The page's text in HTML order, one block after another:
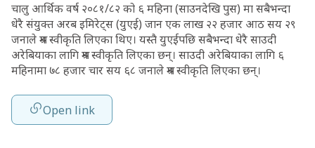
चालु आर्थिक वर्ष २०८१/८२ को ६ महिना (साउनदेखि पुस) मा सबैभन्दा
धेरै संयुक्त अरब इमिरेट्स (युएई) जान एक लाख २२ हजार आठ सय २९
जनाले श्रम स्वीकृति लिएका थिए। यस्तै युएईपछि सबैभन्दा धेरै साउदी
अरेबियाका लागि श्रम स्वीकृति लिएका छन्। साउदी अरेबियाका लागि ६
महिनामा ७८ हजार चार सय ६८ जनाले श्रम स्वीकृति लिएका छन्।
Open link